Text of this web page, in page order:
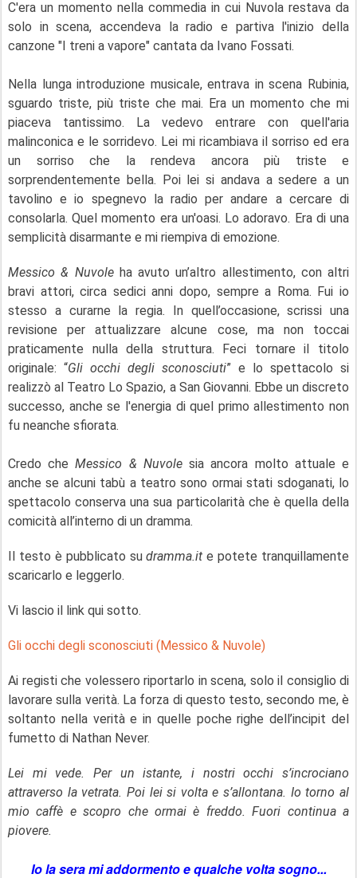
C'era un momento nella commedia in cui Nuvola restava da
solo in scena, accendeva la radio e partiva l'inizio della
canzone "I treni a vapore" cantata da Ivano Fossati.
Nella lunga introduzione musicale, entrava in scena Rubinia,
sguardo triste, più triste che mai. Era un momento che mi
piaceva tantissimo. La vedevo entrare con quell'aria
malinconica e le sorridevo. Lei mi ricambiava il sorriso ed era
un sorriso che la rendeva ancora più triste e
sorprendentemente bella. Poi lei si andava a sedere a un
tavolino e io spegnevo la radio per andare a cercare di
consolarla. Quel momento era un'oasi. Lo adoravo. Era di una
semplicità disarmante e mi riempiva di emozione.
Messico & Nuvoleha avuto un’altro allestimento, con altri
bravi attori, circa sedici anni dopo, sempre a Roma. Fui io
stesso a curarne la regia. In quell’occasione, scrissi una
revisione per attualizzare alcune cose, ma non toccai
praticamente nulla della struttura. Feci tornare il titolo
originale: “Gli occhi degli sconosciuti” e lo spettacolo si
realizzò al Teatro Lo Spazio, a San Giovanni. Ebbe un discreto
successo, anche se l'energia di quel primo allestimento non
fu neanche sfiorata.
Credo cheMessico & Nuvolesia ancora molto attuale e
anche se alcuni tabù a teatro sono ormai stati sdoganati, lo
spettacolo conserva una sua particolarità che è quella della
comicità all’interno di un dramma.
Il testo è pubblicato sudramma.it e potete tranquillamente
scaricarlo e leggerlo.
Vi lascio il link qui sotto.
Gli occhi degli sconosciuti (Messico & Nuvole)
Ai registi che volessero riportarlo in scena, solo il consiglio di
lavorare sulla verità. La forza di questo testo, secondo me, è
soltanto nella verità e in quelle poche righe dell’incipit del
fumetto di Nathan Never.
Lei mi vede. Per un istante, i nostri occhi s’incrociano
attraverso la vetrata. Poi lei si volta e s’allontana. Io torno al
mio caffè e scopro che ormai è freddo. Fuori continua a
piovere.
Io la sera mi addormento e qualche volta sogno...